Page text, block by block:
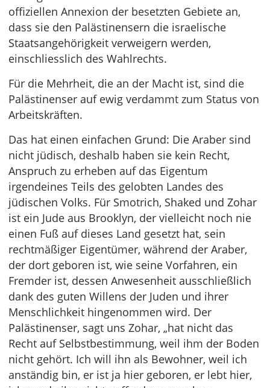
offiziellen Annexion der besetzten Gebiete an,
dass sie den Palästinensern die israelische
Staatsangehörigkeit verweigern werden,
einschliesslich des Wahlrechts.
Für die Mehrheit, die an der Macht ist, sind die
Palästinenser auf ewig verdammt zum Status von
Arbeitskräften.
Das hat einen einfachen Grund: Die Araber sind
nicht jüdisch, deshalb haben sie kein Recht,
Anspruch zu erheben auf das Eigentum
irgendeines Teils des gelobten Landes des
jüdischen Volks. Für Smotrich, Shaked und Zohar
ist ein Jude aus Brooklyn, der vielleicht noch nie
einen Fuß auf dieses Land gesetzt hat, sein
rechtmäßiger Eigentümer, während der Araber,
der dort geboren ist, wie seine Vorfahren, ein
Fremder ist, dessen Anwesenheit ausschließlich
dank des guten Willens der Juden und ihrer
Menschlichkeit hingenommen wird. Der
Palästinenser, sagt uns Zohar, „hat nicht das
Recht auf Selbstbestimmung, weil ihm der Boden
nicht gehört. Ich will ihn als Bewohner, weil ich
anständig bin, er ist ja hier geboren, er lebt hier,